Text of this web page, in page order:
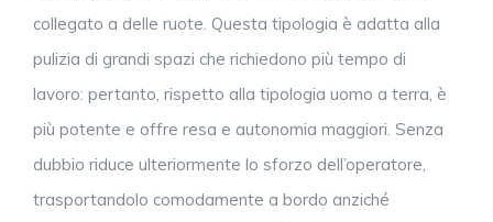
collegato a delle ruote. Questa tipologia è adatta alla
pulizia di grandi spazi che richiedono più tempo di
lavoro: pertanto, rispetto alla tipologia uomo a terra, è
più potente e offre resa e autonomia maggiori. Senza
dubbio riduce ulteriormente lo sforzo dell’operatore,
trasportandolo comodamente a bordo anziché